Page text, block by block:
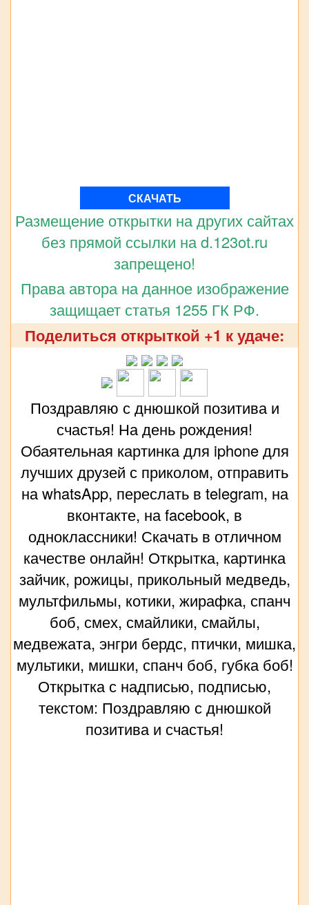
СКАЧАТЬ
Размещение открытки на других сайтах
без прямой ссылки на d.123ot.ru
запрещено!
Права автора на данное изображение
защищает статья 1255 ГК РФ.
Поделиться открыткой +1 к удаче:
Поздравляю с днюшкой позитива и
счастья! На день рождения!
Обаятельная картинка для iphone для
лучших друзей с приколом, отправить
на whatsApp, переслать в telegram, на
вконтакте, на facebook, в
одноклассники! Скачать в отличном
качестве онлайн! Открытка, картинка
зайчик, рожицы, прикольный медведь,
мультфильмы, котики, жирафка, спанч
боб, смех, смайлики, смайлы,
медвежата, энгри бердс, птички, мишка,
мультики, мишки, спанч боб, губка боб!
Открытка с надписью, подписью,
текстом: Поздравляю с днюшкой
позитива и счастья!